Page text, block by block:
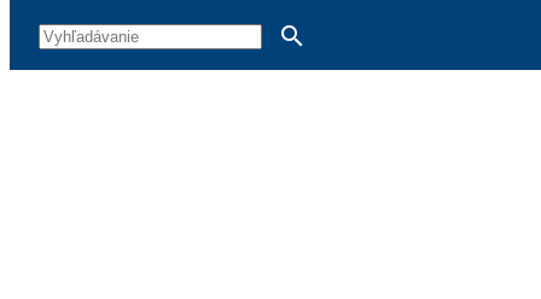
search